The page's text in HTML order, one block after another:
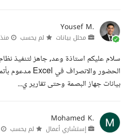
Yousef M.
محلل بيانات لم يحسب منذ 9 أشهر
سلام عليكم استاذة وعد, جاهز لتنفيذ
بيانات جهاز البصمة وحتى تقارير ي...
Mohamed K.
إستشاري أعمال لم يحسب